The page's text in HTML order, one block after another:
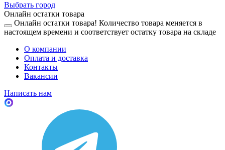
Выбрать город
Онлайн остатки товара
Онлайн остатки товара! Количество товара меняется в
настоящем времени и соответствует остатку товара на складе
О компании
Оплата и доставка
Контакты
Вакансии
Написать нам